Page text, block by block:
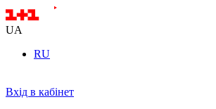
UA
RU
Вхід в кабінет